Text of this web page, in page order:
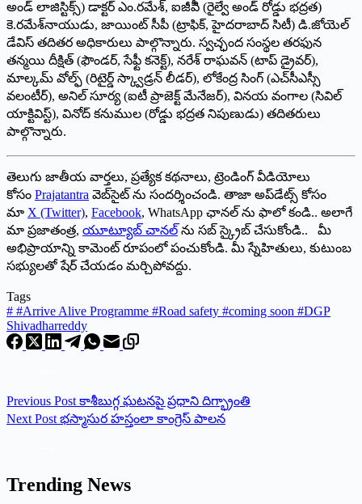
అండ్‌ లాజిస్టిక్స్‌) డాక్టర్‌ ఎం.రమేశ్‌, ఐజీపీి (రైల్వే అండ్‌ రోడ్డు భద్రత)
కె.రమేశ్‌నాయుడు, జాయింట్‌ సీపీ (ట్రాఫిక్‌, హైదరాబాద్‌ సిటీ) డి.జోయెల్‌
డేవిస్‌ తదితర అధికారులు పాల్గొన్నారు. స్వచ్ఛంద సంస్థల తరఫున
తన్మయి దీక్షిత్‌ (ఫౌండర్‌, సేఫ్టీ కనెక్ట్‌), నరేశ్‌ రాఘవన్‌ (టాప్‌ డ్రైవర్‌),
మాల్కమ్‌ వోల్ఫ్‌ (రిటైర్డ్‌ స్క్వాడ్రన్‌ లీడర్‌), లోకేంద్ర సింగ్‌ (ఎచ్‌సీఎస్సీ
వలంటీర్‌), అనిల్‌ సూర్య (ఐటీ ప్రాజెక్ట్‌ మేనేజర్‌), వినయ వంగాల (సివిల్‌
యాక్టివిస్ట్‌), వినోద్‌ కనుముల (రోడ్డు భద్రత నిపుణుడు) తదితరులు
పాల్గొన్నారు.
తెలుగు జాతీయ వార్తలు, ప్రత్యేక కథనాలు, ట్రెండింగ్ వీడియోలు
కోసం Prajatantra వెబ్‌సైట్ ను సందర్శించండి. తాజా అప్‌డేట్స్ కోసం
మా X (Twitter), Facebook, WhatsApp ఛానల్ ను ఫాలో కండి.. అలాగే
మా ప్రజాతంత్ర, యూట్యూబ్ చానల్ ను సబ్ స్క్రైబ్ చేసుకోండి.. మీ
అభిప్రాయాన్ని కామెంట్ రూపంలో పంచుకోండి. మీ స్నేహితులు, కుటుంబ
సభ్యులతో షేర్ చేయడం మర్చిపోవద్దు.
Tags
# #Arrive Alive Programme #Road safety #coming soon #DGP
Shivadharreddy
Previous Post కాశీబుగ్గ ఘటనపై ప్రధాని దిగ్భ్రాంతి
Next Post భస్మాసుర హస్తంలా కాంగ్రెస్‌ పాలన
Trending News